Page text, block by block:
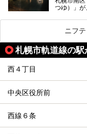
をはじめ、
つゆ）」
この施設
LOUNGE
スクラメ
空間。
今回は、
ニフ
札幌市軌道線の
西４丁目
中央区役所前
西線６条